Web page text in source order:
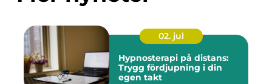
02. jul
Hypnosterapi på distans:
Trygg fördjupning i din
egen takt